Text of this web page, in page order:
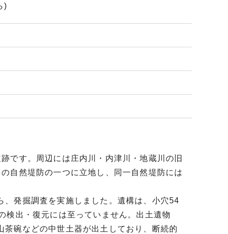
)
です。周辺には庄内川・内津川・地蔵川の旧
自然堤防の一つに立地し、同一自然堤防には
発掘調査を実施しました。遺構は、小穴54
検出・復元には至っていません。出土遺物
碗などの中世土器が出土しており、断続的